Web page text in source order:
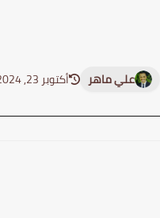
علي ماهر أكتوبر 23, 2024